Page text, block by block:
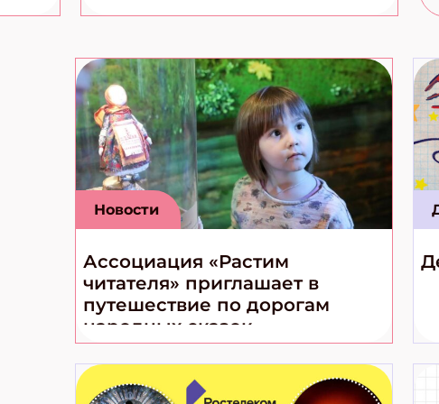
Новости
Ассоциация «Растим
читателя» приглашает в
путешествие по дорогам
народных сказок